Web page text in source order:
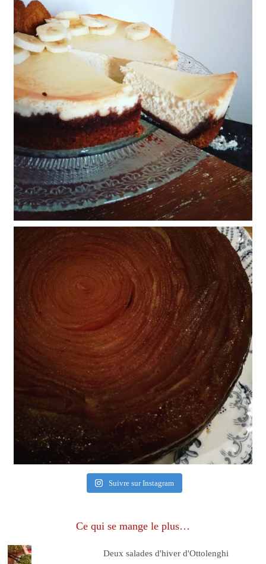
Suivre sur Instagram
Ce qui se mange le plus…
Deux salades d'hiver d'Ottolenghi